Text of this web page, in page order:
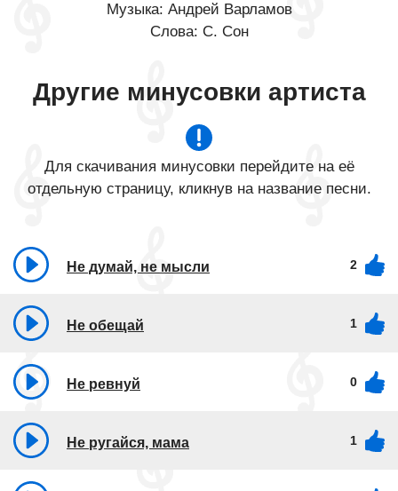
Музыка: Андрей Варламов
Слова: С. Сон
Другие минусовки артиста
Для скачивания минусовки перейдите на её
отдельную страницу, кликнув на название песни.
Не думай, не мысли 2
Не обещай 1
Не ревнуй 0
Не ругайся, мама 1